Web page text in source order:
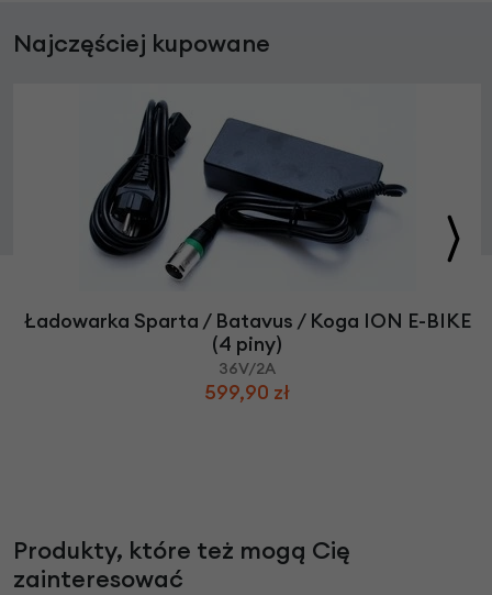
Najczęściej kupowane
Ładowarka Sparta / Batavus / Koga ION E-BIKE
(4 piny)
36V/2A
599,90 zł
Produkty, które też mogą Cię
zainteresować